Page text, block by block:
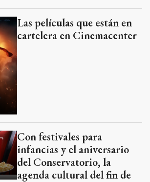
Las películas que están en
cartelera en Cinemacenter
Con festivales para
infancias y el aniversario
del Conservatorio, la
agenda cultural del fin de